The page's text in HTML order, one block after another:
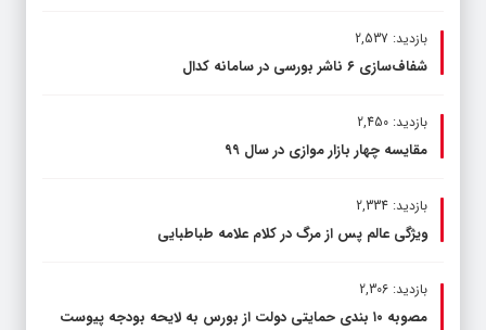
بازدید: 2,537
شفاف‌سازی ۶ ناشر بورسی در سامانه کدال
بازدید: 2,450
مقایسه چهار بازار موازی در سال ۹۹
بازدید: 2,334
ویژگی عالم پس از مرگ در کلام علامه طباطبایی
بازدید: 2,306
مصوبه ۱۰ بندی حمایتی دولت از بورس به لایحه بودجه پیوست